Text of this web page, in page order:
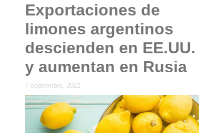
Exportaciones de
limones argentinos
descienden en EE.UU.
y aumentan en Rusia
7 septiembre, 2022